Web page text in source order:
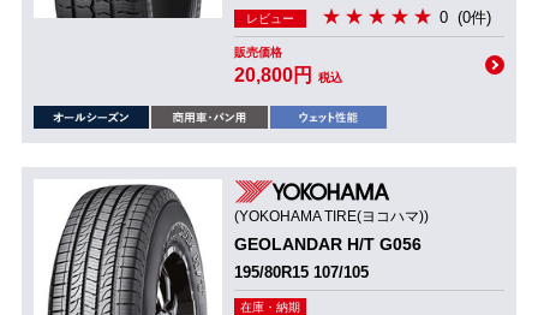
レビュー 0 (0件)
販売価格
20,800円 税込
(YOKOHAMA TIRE(ヨコハマ))
GEOLANDAR H/T G056
195/80R15 107/105
在庫・納期